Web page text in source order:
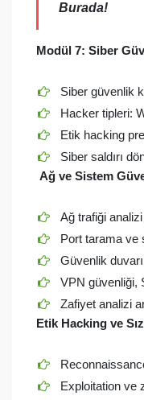
Burada!
Modül 7: Siber
Siber güvenlik
Hacker tipleri:
Etik hacking
Siber saldırı
Ağ ve Sistem
Ağ trafiği
Port tarama ve
Güvenlik
VPN güvenliği,
Zafiyet analizi
Etik Hacking ve
Exploitation ve